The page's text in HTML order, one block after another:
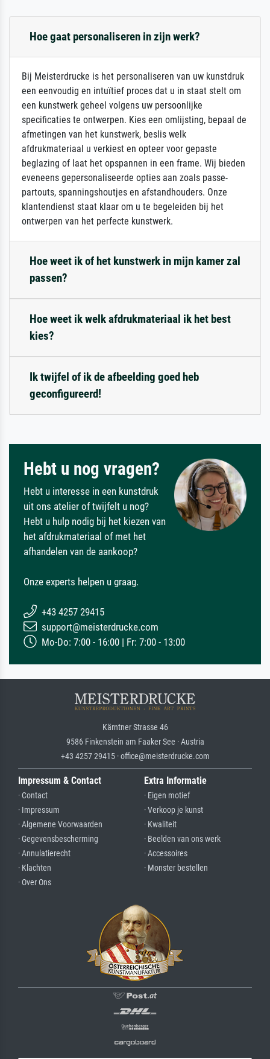
Hoe gaat personaliseren in zijn werk?
Bij Meisterdrucke is het personaliseren van uw kunstdruk
een eenvoudig en intuïtief proces dat u in staat stelt om
een kunstwerk geheel volgens uw persoonlijke
specificaties te ontwerpen. Kies een omlijsting, bepaal de
afmetingen van het kunstwerk, beslis welk
afdrukmateriaal u verkiest en opteer voor gepaste
beglazing of laat het opspannen in een frame. Wij bieden
eveneens gepersonaliseerde opties aan zoals passe-
partouts, spanningshoutjes en afstandhouders. Onze
klantendienst staat klaar om u te begeleiden bij het
ontwerpen van het perfecte kunstwerk.
Hoe weet ik of het kunstwerk in mijn kamer zal
passen?
Hoe weet ik welk afdrukmateriaal ik het best
kies?
Ik twijfel of ik de afbeelding goed heb
geconfigureerd!
Hebt u nog vragen?
Hebt u interesse in een kunstdruk
uit ons atelier of twijfelt u nog?
Hebt u hulp nodig bij het kiezen van
het afdrukmateriaal of met het
afhandelen van de aankoop?
Onze experts helpen u graag.
+43 4257 29415
support@meisterdrucke.com
Mo-Do: 7:00 - 16:00 | Fr: 7:00 - 13:00
Kärntner Strasse 46
9586 Finkenstein am Faaker See · Austria
+43 4257 29415 · office@meisterdrucke.com
Impressum & Contact
· Contact
· Impressum
· Algemene Voorwaarden
· Gegevensbescherming
· Annulatierecht
· Klachten
· Over Ons
Extra Informatie
· Eigen motief
· Verkoop je kunst
· Kwaliteit
· Beelden van ons werk
· Accessoires
· Monster bestellen